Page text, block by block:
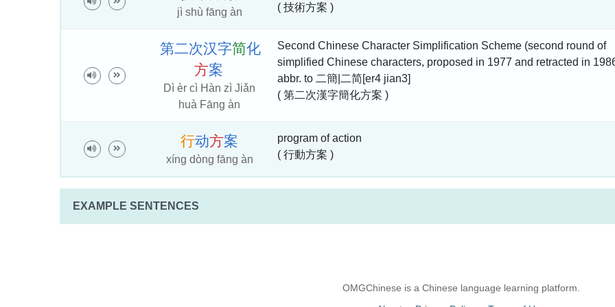
jì shù fāng àn ( 技術方案 )
第二次汉字简化
方案
Dì èr cì Hàn zì Jiǎn
huà Fāng àn
Second Chinese Character Simplification Scheme (second round of
simplified Chinese characters, proposed in 1977 and retracted in
abbr. to 二簡|二简[er4 jian3]
( 第二次漢字簡化方案 )
行动方案
xíng dòng fāng àn
program of action
( 行動方案 )
EXAMPLE SENTENCES
OMGChinese is a Chinese language learning platform.